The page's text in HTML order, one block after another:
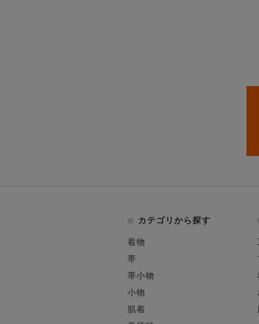
カテゴリから探す
着物
帯
帯小物
小物
肌着